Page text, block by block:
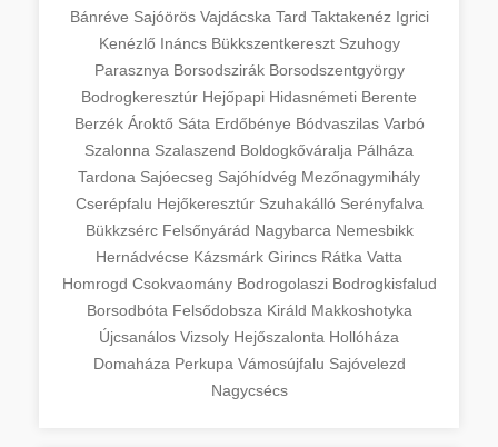
Bánréve Sajóörös Vajdácska Tard Taktakenéz Igrici
Kenézlő Ináncs Bükkszentkereszt Szuhogy
Parasznya Borsodszirák Borsodszentgyörgy
Bodrogkeresztúr Hejőpapi Hidasnémeti Berente
Berzék Ároktő Sáta Erdőbénye Bódvaszilas Varbó
Szalonna Szalaszend Boldogkőváralja Pálháza
Tardona Sajóecseg Sajóhídvég Mezőnagymihály
Cserépfalu Hejőkeresztúr Szuhakálló Serényfalva
Bükkzsérc Felsőnyárád Nagybarca Nemesbikk
Hernádvécse Kázsmárk Girincs Rátka Vatta
Homrogd Csokvaomány Bodrogolaszi Bodrogkisfalud
Borsodbóta Felsődobsza Királd Makkoshotyka
Újcsanálos Vizsoly Hejőszalonta Hollóháza
Domaháza Perkupa Vámosújfalu Sajóvelezd
Nagycsécs